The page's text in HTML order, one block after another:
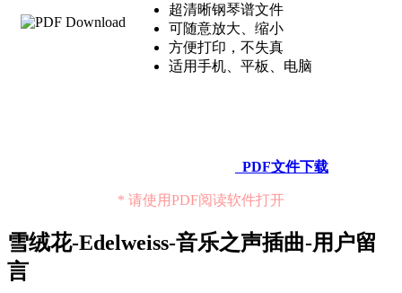
超清晰钢琴谱文件
可随意放大、缩小
方便打印，不失真
适用手机、平板、电脑
PDF文件下载
* 请使用PDF阅读软件打开
雪绒花-Edelweiss-音乐之声插曲-用户留
言